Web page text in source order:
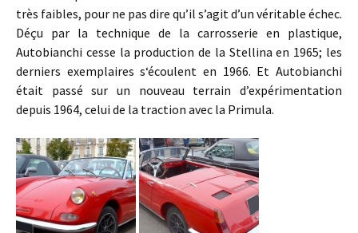
très faibles, pour ne pas dire qu’il s’agit d’un véritable échec.
Déçu par la technique de la carrosserie en plastique,
Autobianchi cesse la production de la Stellina en 1965; les
derniers exemplaires s‘écoulent en 1966. Et Autobianchi
était passé sur un nouveau terrain d’expérimentation
depuis 1964, celui de la traction avec la Primula.